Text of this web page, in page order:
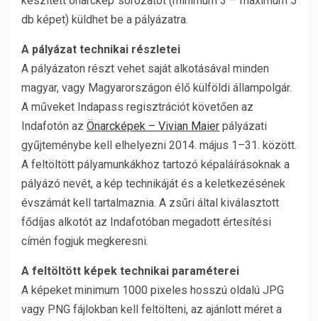
db képet) küldhet be a pályázatra.
A pályázat technikai részletei
A pályázaton részt vehet saját alkotásával minden
magyar, vagy Magyarországon élő külföldi állampolgár.
A műveket Indapass regisztrációt követően az
Indafotón az Önarcképek – Vivian Maier pályázati
gyűjteménybe kell elhelyezni 2014. május 1–31. között.
A feltöltött pályamunkákhoz tartozó képaláírásoknak a
pályázó nevét, a kép technikáját és a keletkezésének
évszámát kell tartalmaznia. A zsűri által kiválasztott
fődíjas alkotót az Indafotóban megadott értesítési
címén fogjuk megkeresni.
A feltöltött képek technikai paraméterei
A képeket minimum 1000 pixeles hosszú oldalú JPG
vagy PNG fájlokban kell feltölteni, az ajánlott méret a